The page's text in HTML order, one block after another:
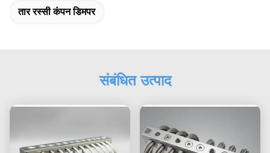
तार रस्सी कंपन डिमपर
संबंधित उत्पाद